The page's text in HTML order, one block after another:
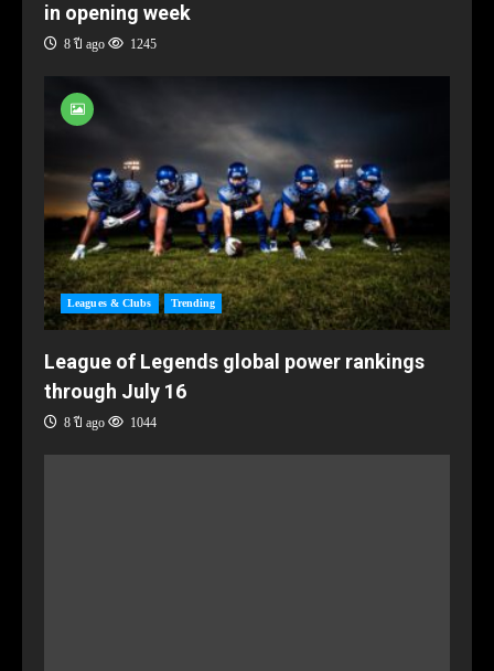
in opening week
8 ปี ago 1245
Leagues & Clubs Trending
League of Legends global power rankings
through July 16
8 ปี ago 1044